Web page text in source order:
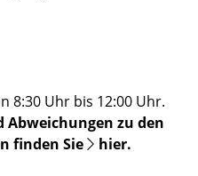
8:30 Uhr bis 12:00 Uhr.
zu den
finden Sie
hier.